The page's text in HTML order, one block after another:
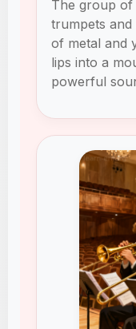
The group of
trumpets
of metal and
lips into a
powerful